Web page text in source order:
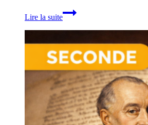
Lire la suite
Les
Registres
:
Comment
Maîtriser
Tous
les
Styles
d’Expression
en
Français